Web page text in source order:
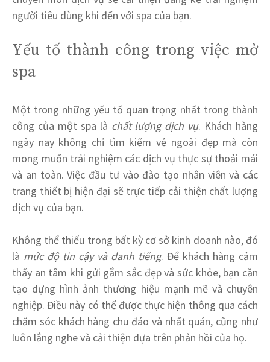
người tiêu dùng khi đến với spa của bạn.
Yếu tố thành công trong việc mở
spa
Một trong những yếu tố quan trọng nhất trong thành
công của một spa là chất lượng dịch vụ. Khách hàng
ngày nay không chỉ tìm kiếm vẻ ngoài đẹp mà còn
mong muốn trải nghiệm các dịch vụ thực sự thoải mái
và an toàn. Việc đầu tư vào đào tạo nhân viên và các
trang thiết bị hiện đại sẽ trực tiếp cải thiện chất lượng
dịch vụ của bạn.
Không thể thiếu trong bất kỳ cơ sở kinh doanh nào, đó
là mức độ tin cậy và danh tiếng. Để khách hàng cảm
thấy an tâm khi gửi gắm sắc đẹp và sức khỏe, bạn cần
tạo dựng hình ảnh thương hiệu mạnh mẽ và chuyên
nghiệp. Điều này có thể được thực hiện thông qua cách
chăm sóc khách hàng chu đáo và nhất quán, cũng như
luôn lắng nghe và cải thiện dựa trên phản hồi của họ.